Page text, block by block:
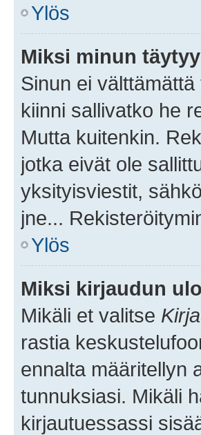
Ylös
Miksi minun
Sinun ei
kiinni sallivatko he
Mutta kuitenkin.
jotka eivät ole
yksityisviestit,
jne...
Ylös
Miksi kirjaudun
Mikäli et valitse
rastia
ennalta määritellyn
tunnuksiasi. Mikäli
kirjautuessassi